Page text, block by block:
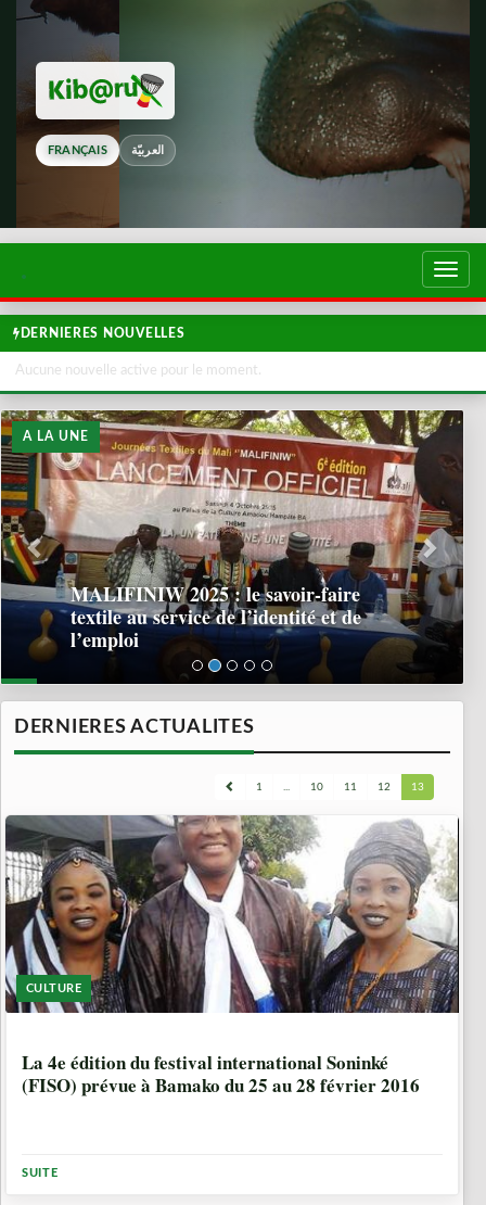
FRANÇAIS العربيّة
DERNIERES NOUVELLES
Aucune nouvelle active pour le moment.
A LA UNE
MALIFINIW 2025 : le savoir-faire
textile au service de l’identité et de
l’emploi
DERNIERES ACTUALITES
1 ... 10 11 12 13
CULTURE
La 4e édition du festival international Soninké
(FISO) prévue à Bamako du 25 au 28 février 2016
SUITE